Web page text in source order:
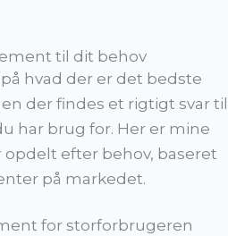
til dit behov
hvad der er det bedste
der findes et rigtigt svar til
har brug for. Her er mine
efter behov, baseret
på markedet.
for storforbrugeren